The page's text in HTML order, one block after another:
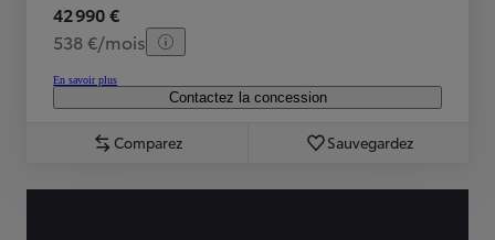
42 990 €
538 €/mois
En savoir plus
Contactez la concession
Comparez Sauvegardez